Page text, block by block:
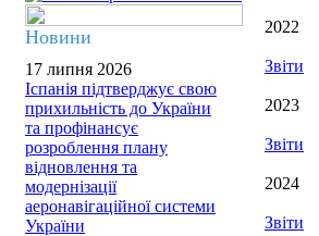
Новини
17 липня 2026
Іспанія підтверджує свою
прихильність до України
та профінансує
розроблення плану
відновлення та
модернізації
аеронавігаційної системи
України
2022
Звіти
2023
Звіти
2024
Звіти